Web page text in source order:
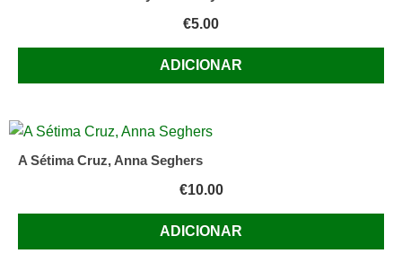
€5.00
ADICIONAR
A Sétima Cruz, Anna Seghers
€10.00
ADICIONAR